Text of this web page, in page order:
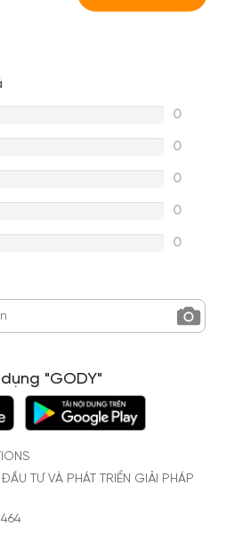
0
0
0
0
0
"GODY"
TƯ VÀ PHÁT TRIỂN GIẢI PHÁP